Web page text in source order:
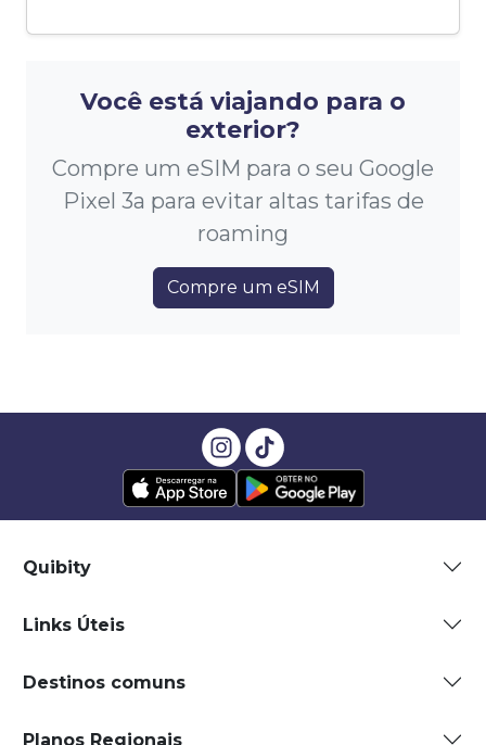
Você está viajando para o
exterior?
Compre um eSIM para o seu Google
Pixel 3a para evitar altas tarifas de
roaming
Compre um eSIM
Quibity
Links Úteis
Destinos comuns
Planos Regionais